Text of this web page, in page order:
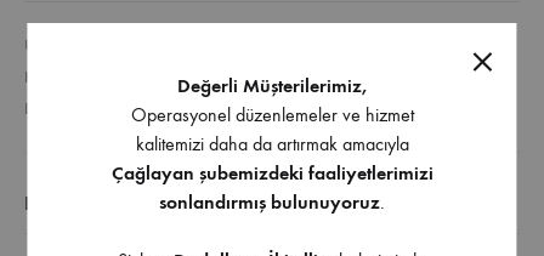
ÜRÜN KODU
KATEGORI
GENEL
ETIKETLER
ÇEKMECE RAY,METAL YANAKLI RAYLAR
EK BILGI
Değerli Müşterilerimiz,
Operasyonel düzenlemeler ve hizmet
kalitemizi daha da artırmak amacıyla
Çağlayan şubemizdeki faaliyetlerimizi
sonlandırmış bulunuyoruz.